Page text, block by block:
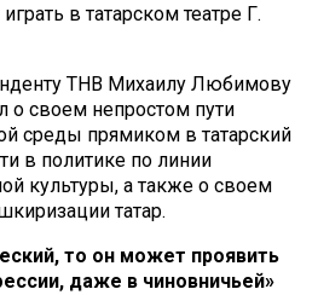
в татарском театре Г.
ТНВ Михаилу Любимову
о своем непростом пути
среды прямиком в татарский
в политике по линии
культуры, а также о своем
татар.
то он может проявить
даже в чиновничьей»